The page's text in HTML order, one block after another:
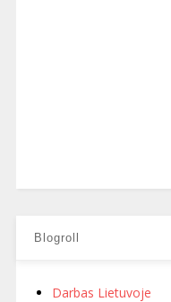
Blogroll
Darbas Lietuvoje